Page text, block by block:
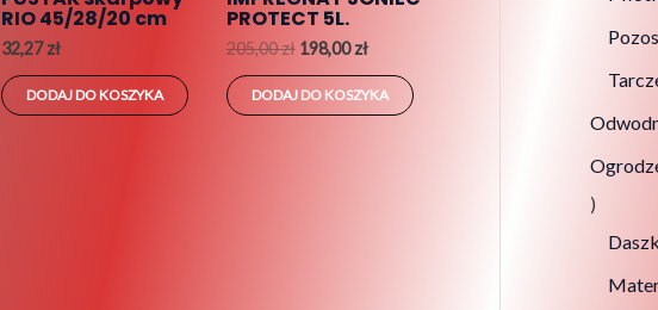
RIO 45/28/20 cm
32,27zł
DODAJ DO KOSZYKA
PROTECT 5L.
205,00zł 198,00zł
DODAJ DO KOSZYKA